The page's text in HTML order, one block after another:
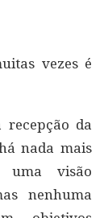
vezes é
da
nada mais
visão
nenhuma